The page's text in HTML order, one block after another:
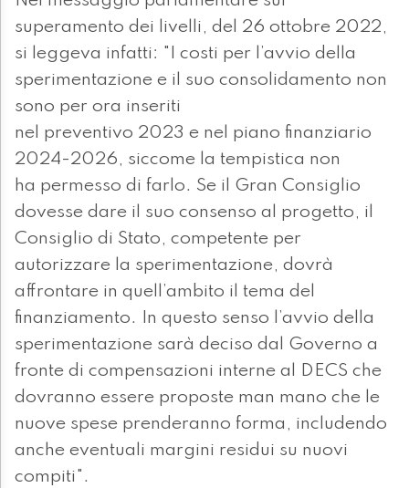
superamento dei livelli, del 26 ottobre 2022,
si leggeva infatti: "I costi per l’avvio della
sperimentazione e il suo consolidamento non
sono per ora inseriti
nel preventivo 2023 e nel piano finanziario
2024-2026, siccome la tempistica non
ha permesso di farlo. Se il Gran Consiglio
dovesse dare il suo consenso al progetto, il
Consiglio di Stato, competente per
autorizzare la sperimentazione, dovrà
affrontare in quell’ambito il tema del
finanziamento. In questo senso l’avvio della
sperimentazione sarà deciso dal Governo a
fronte di compensazioni interne al DECS che
dovranno essere proposte man mano che le
nuove spese prenderanno forma, includendo
anche eventuali margini residui su nuovi
compiti".